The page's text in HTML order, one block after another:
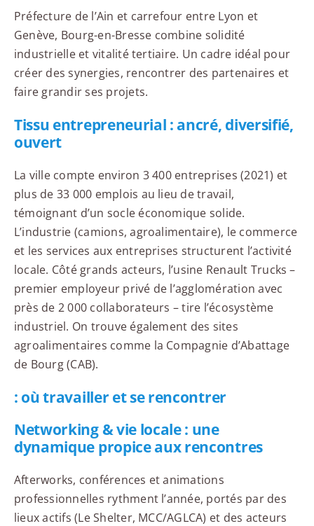
Préfecture de l’Ain et carrefour entre Lyon et
Genève, Bourg-en-Bresse combine solidité
industrielle et vitalité tertiaire. Un cadre idéal pour
créer des synergies, rencontrer des partenaires et
faire grandir ses projets.
Tissu entrepreneurial : ancré, diversifié,
ouvert
La ville compte environ 3 400 entreprises (2021) et
plus de 33 000 emplois au lieu de travail,
témoignant d’un socle économique solide.
L’industrie (camions, agroalimentaire), le commerce
et les services aux entreprises structurent l’activité
locale. Côté grands acteurs, l’usine Renault Trucks –
premier employeur privé de l’agglomération avec
près de 2 000 collaborateurs – tire l’écosystème
industriel. On trouve également des sites
agroalimentaires comme la Compagnie d’Abattage
de Bourg (CAB).
: où travailler et se rencontrer
Networking & vie locale : une
dynamique propice aux rencontres
Afterworks, conférences et animations
professionnelles rythment l’année, portés par des
lieux actifs (Le Shelter, MCC/AGLCA) et des acteurs